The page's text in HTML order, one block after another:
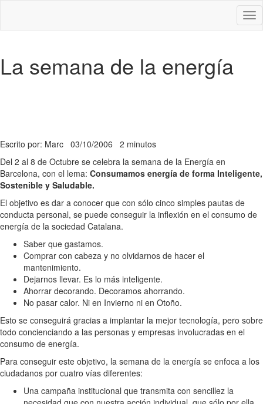
La semana de la energía
Escrito por: Marc 03/10/2006 2 minutos
Del 2 al 8 de Octubre se celebra la semana de la Energía en
Barcelona, con el lema: Consumamos energía de forma Inteligente,
Sostenible y Saludable.
El objetivo es dar a conocer que con sólo cinco simples pautas de
conducta personal, se puede conseguir la inflexión en el consumo de
energía de la sociedad Catalana.
Saber que gastamos.
Comprar con cabeza y no olvidarnos de hacer el
mantenimiento.
Dejarnos llevar. Es lo más inteligente.
Ahorrar decorando. Decoramos ahorrando.
No pasar calor. Ni en Invierno ni en Otoño.
Esto se conseguirá gracias a implantar la mejor tecnología, pero sobre
todo concienciando a las personas y empresas involucradas en el
consumo de energía.
Para conseguir este objetivo, la semana de la energía se enfoca a los
ciudadanos por cuatro vías diferentes:
Una campaña institucional que transmita con sencillez la